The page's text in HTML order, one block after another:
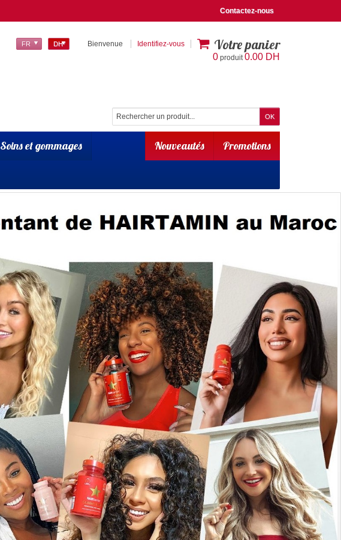
Contactez-nous
Bienvenue Identifiez-vous Votre panier
0 produit0.00 DH
DH
FR
Promotions
Nouveautés
Soins et gommages